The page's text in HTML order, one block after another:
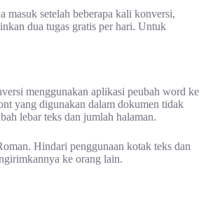
masuk setelah beberapa kali konversi,
dua tugas gratis per hari. Untuk
menggunakan aplikasi peubah word ke
yang digunakan dalam dokumen tidak
lebar teks dan jumlah halaman.
Hindari penggunaan kotak teks dan
ke orang lain.